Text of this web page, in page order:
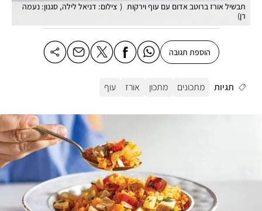
תבשיל אורז ברוטב אדום עם עוף וירקות ( צילום: דניאל לילה, סגנון: נעמה
רן)
הוספת תגובה
תגיות מתכונים מתכון אורז עוף